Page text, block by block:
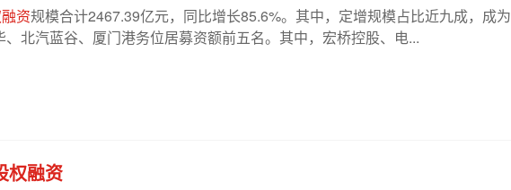
资规模合计2467.39亿元，同比增长85.6%。其中，定增规模占比近九成，成为
、北汽蓝谷、厦门港务位居募资额前五名。其中，宏桥控股、电...
权融资